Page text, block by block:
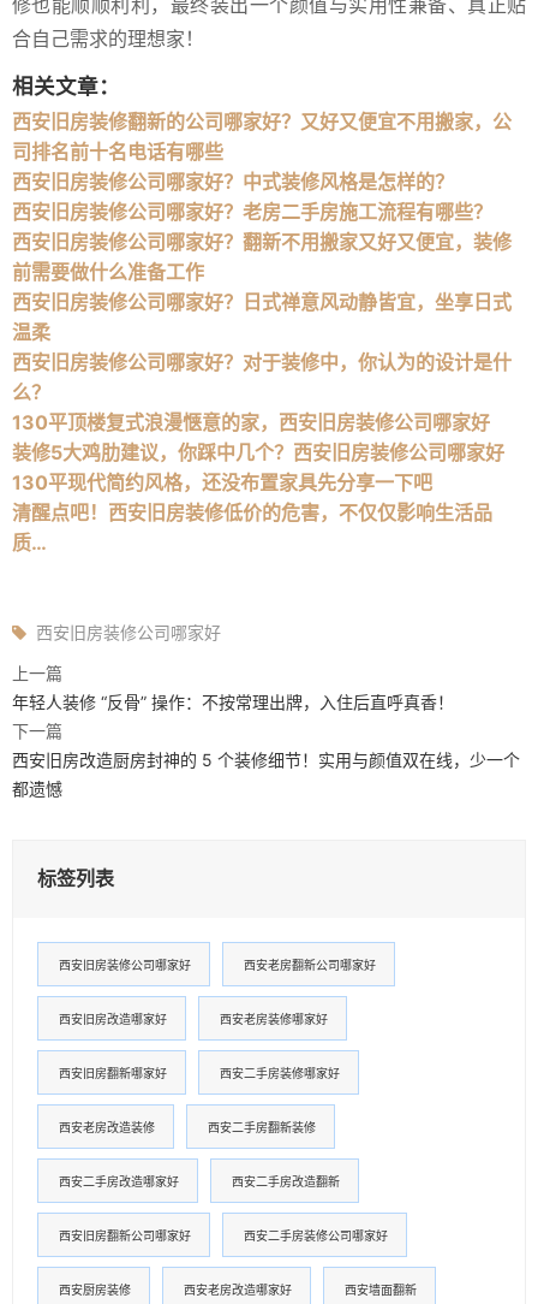
修也能顺顺利利，最终装出一个颜值与实用性兼备、真正贴
合自己需求的理想家！
相关文章：
西安旧房装修翻新的公司哪家好？又好又便宜不用搬家，公
司排名前十名电话有哪些
西安旧房装修公司哪家好？中式装修风格是怎样的？
西安旧房装修公司哪家好？老房二手房施工流程有哪些？
西安旧房装修公司哪家好？翻新不用搬家又好又便宜，装修
前需要做什么准备工作
西安旧房装修公司哪家好？日式禅意风动静皆宜，坐享日式
温柔
西安旧房装修公司哪家好？对于装修中，你认为的设计是什
么？
130平顶楼复式浪漫惬意的家，西安旧房装修公司哪家好
装修5大鸡肋建议，你踩中几个？西安旧房装修公司哪家好
130平现代简约风格，还没布置家具先分享一下吧
清醒点吧！西安旧房装修低价的危害，不仅仅影响生活品
质…
西安旧房装修公司哪家好
上一篇
年轻人装修 “反骨” 操作：不按常理出牌，入住后直呼真香！
下一篇
西安旧房改造厨房封神的 5 个装修细节！实用与颜值双在线，少一个
都遗憾​
标签列表
西安旧房装修公司哪家好 西安老房翻新公司哪家好
西安旧房改造哪家好 西安老房装修哪家好
西安旧房翻新哪家好 西安二手房装修哪家好
西安老房改造装修 西安二手房翻新装修
西安二手房改造哪家好 西安二手房改造翻新
西安旧房翻新公司哪家好 西安二手房装修公司哪家好
西安厨房装修 西安老房改造哪家好 西安墙面翻新